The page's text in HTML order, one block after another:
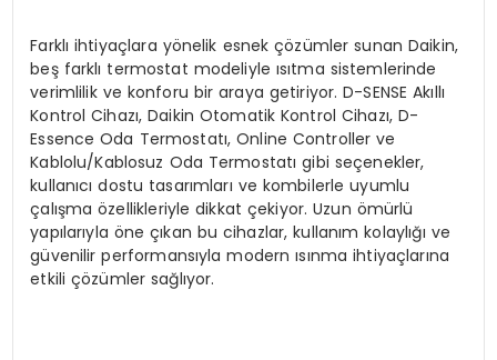
Farklı ihtiyaçlara yönelik esnek çözümler sunan Daikin,
beş farklı termostat modeliyle ısıtma sistemlerinde
verimlilik ve konforu bir araya getiriyor. D-SENSE Akıllı
Kontrol Cihazı, Daikin Otomatik Kontrol Cihazı, D-
Essence Oda Termostatı, Online Controller ve
Kablolu/Kablosuz Oda Termostatı gibi seçenekler,
kullanıcı dostu tasarımları ve kombilerle uyumlu
çalışma özellikleriyle dikkat çekiyor. Uzun ömürlü
yapılarıyla öne çıkan bu cihazlar, kullanım kolaylığı ve
güvenilir performansıyla modern ısınma ihtiyaçlarına
etkili çözümler sağlıyor.